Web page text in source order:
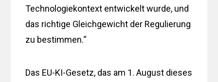
Technologiekontext entwickelt wurde, und
das richtige Gleichgewicht der Regulierung
zu bestimmen.“
Das EU-KI-Gesetz, das am 1. August dieses